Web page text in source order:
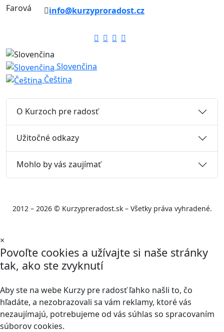
info@kurzyproradost.cz
Slovenčina
Čeština
O Kurzoch pre radosť
Užitočné odkazy
Mohlo by vás zaujímať
2012 – 2026 © Kurzypreradost.sk – Všetky práva vyhradené.
×
Povoľte cookies a užívajte si naše stránky
tak, ako ste zvyknutí
Aby ste na webe Kurzy pre radosť ľahko našli to, čo
hľadáte, a nezobrazovali sa vám reklamy, ktoré vás
nezaujímajú, potrebujeme od vás súhlas so spracovaním
súborov cookies.